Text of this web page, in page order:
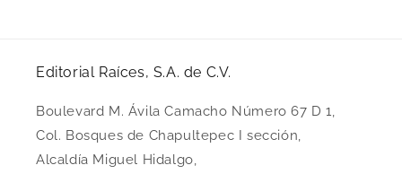
Editorial Raíces, S.A. de C.V.
Boulevard M. Ávila Camacho Número 67 D 1,
Col. Bosques de Chapultepec I sección,
Alcaldía Miguel Hidalgo,